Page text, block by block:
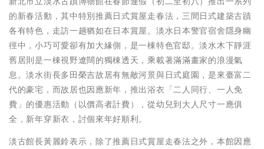
的新春活動，其中特別推薦日式賞屋走春法，三間日式建築古蹟
各有特色，走訪一趟猶如在日本賞屋。淡水日本警官宿舍隱身幽
徑中，小巧可愛卻有加大緣側，是一棟特色官邸。淡水木下靜涯
舊居則是一棟視野遼闊的獨棟透天，乘載著滿滿畫家的浪漫氣
息。淡水街長多田榮吉故居有無敵河景與日式庭園，是來臺富二
代的豪宅，而故居也因應新年，推出浴衣「二人同行、一人免
費」的優惠活動（以價高者計費），從幼兒到大人尺寸一應俱
全，新年穿新衣，討個來年好順利。
淡古館長黃麗鈴表示，除了推薦日式賞屋走春法之外，本館因應